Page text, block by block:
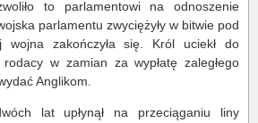
to parlamentowi na odnoszenie
parlamentu zwyciężyły w bitwie pod
wojna zakończyła się. Król uciekł do
w zamian za wypłatę zaległego
Anglikom.
lat upłynął na przeciąganiu liny